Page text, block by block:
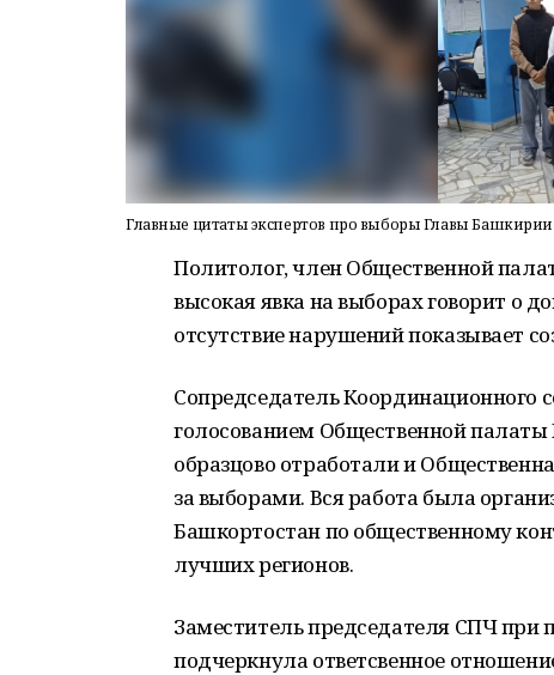
Главные цитаты экспертов про выборы Главы Башкирии
Политолог, член Общественной
высокая явка на выборах говорит о
отсутствие нарушений показывает
Сопредседатель Координационного
голосованием Общественной
образцово отработали и
за выборами. Вся работа была
Башкортостан по общественному
лучших регионов.
Заместитель председателя СПЧ при
подчеркнула ответсвенное